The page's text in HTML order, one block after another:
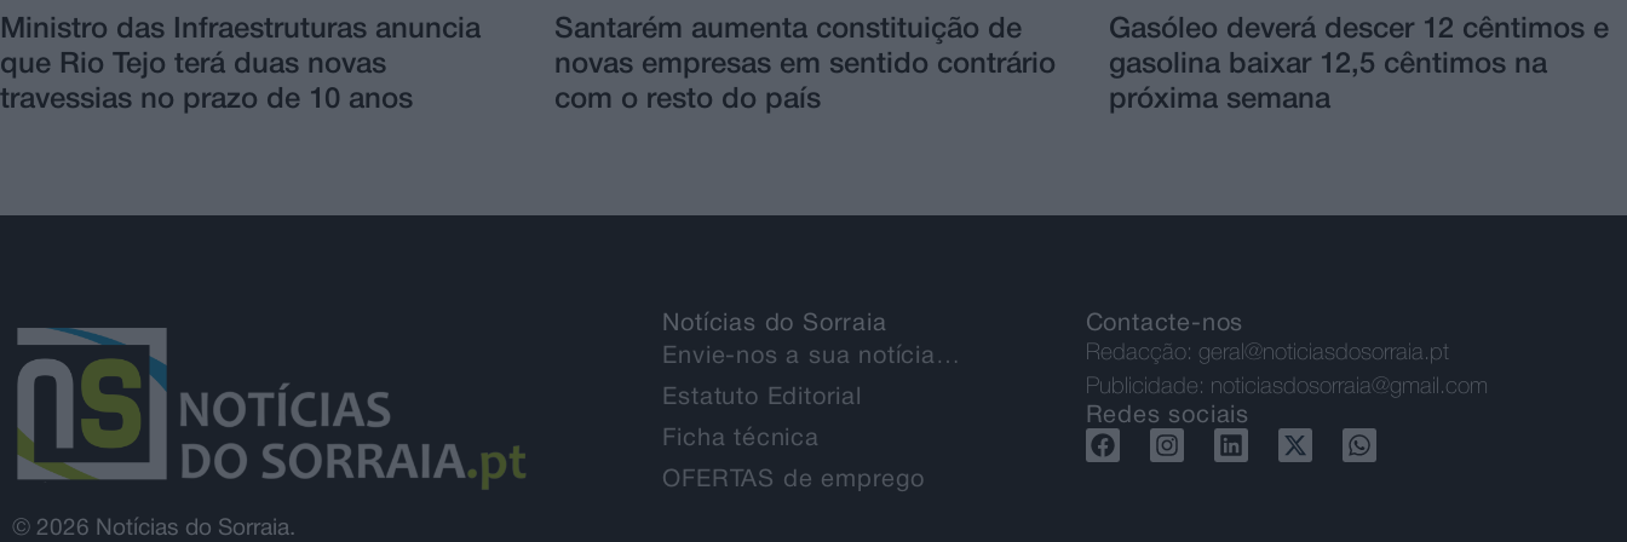
Ministro das Infraestruturas anuncia
que Rio Tejo terá duas novas
travessias no prazo de 10 anos
Santarém aumenta constituição de
novas empresas em sentido contrário
com o resto do país
Gasóleo deverá descer 12 cêntimos e
gasolina baixar 12,5 cêntimos na
próxima semana
© 2026 Notícias do Sorraia.
Notícias do Sorraia
Envie-nos a sua notícia…
Estatuto Editorial
Ficha técnica
OFERTAS de emprego
Contacte-nos
Redacção: geral@noticiasdosorraia.pt
Publicidade: noticiasdosorraia@gmail.com
Redes sociais